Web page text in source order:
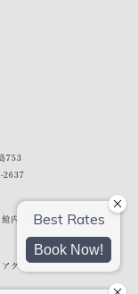
753
2637
館内・施設
アクセス